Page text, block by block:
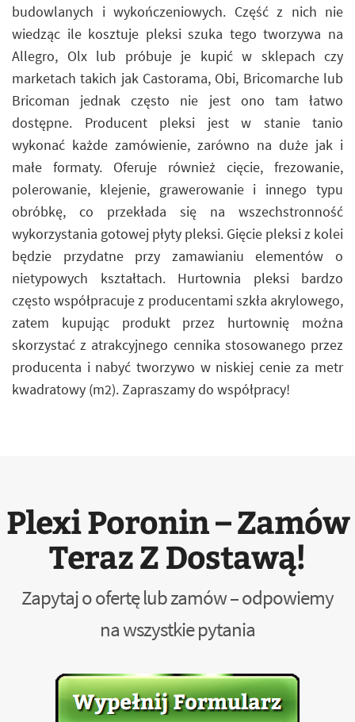
budowlanych i wykończeniowych. Część z nich nie
wiedząc ile kosztuje pleksi szuka tego tworzywa na
Allegro, Olx lub próbuje je kupić w sklepach czy
marketach takich jak Castorama, Obi, Bricomarche lub
Bricoman jednak często nie jest ono tam łatwo
dostępne. Producent pleksi jest w stanie tanio
wykonać każde zamówienie, zarówno na duże jak i
małe formaty. Oferuje również cięcie, frezowanie,
polerowanie, klejenie, grawerowanie i innego typu
obróbkę, co przekłada się na wszechstronność
wykorzystania gotowej płyty pleksi. Gięcie pleksi z kolei
będzie przydatne przy zamawianiu elementów o
nietypowych kształtach. Hurtownia pleksi bardzo
często współpracuje z producentami szkła akrylowego,
zatem kupując produkt przez hurtownię można
skorzystać z atrakcyjnego cennika stosowanego przez
producenta i nabyć tworzywo w niskiej cenie za metr
kwadratowy (m2). Zapraszamy do współpracy!
Plexi Poronin – Zamów
Teraz Z Dostawą!
Zapytaj o ofertę lub zamów – odpowiemy
na wszystkie pytania